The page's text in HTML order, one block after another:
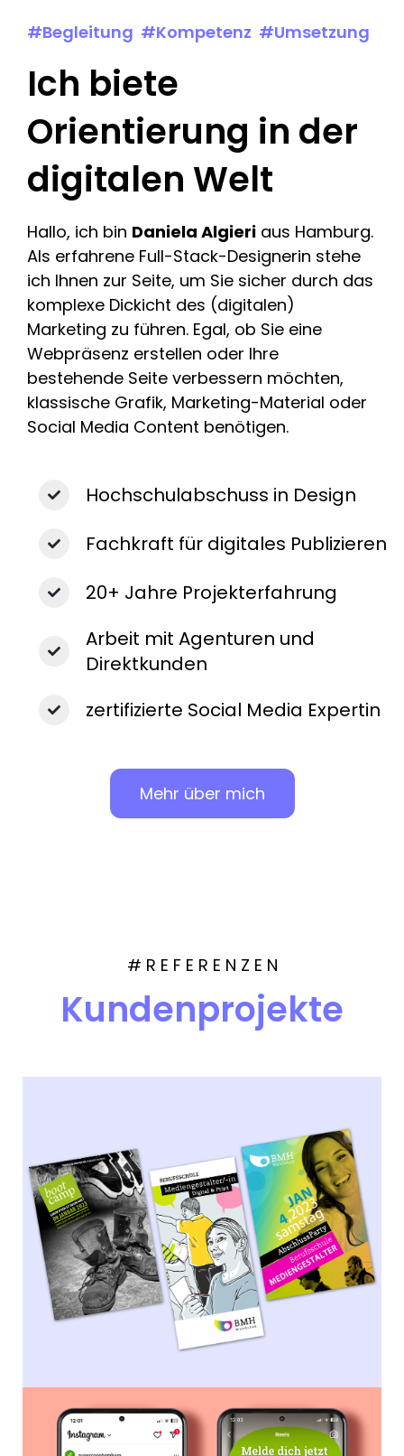
#Begleitung #Kompetenz #Umsetzung
Ich biete
Orientierung in der
digitalen Welt
Hallo, ich bin Daniela Algieri aus Hamburg.
Als erfahrene Full-Stack-Designerin stehe
ich Ihnen zur Seite, um Sie sicher durch das
komplexe Dickicht des (digitalen)
Marketing zu führen. Egal, ob Sie eine
Webpräsenz erstellen oder Ihre
bestehende Seite verbessern möchten,
klassische Grafik, Marketing-Material oder
Social Media Content benötigen.
Hochschulabschuss in Design
Fachkraft für digitales Publizieren
20+ Jahre Projekterfahrung
Arbeit mit Agenturen und
Direktkunden
zertifizierte Social Media Expertin
Mehr über mich
# R E F E R E N Z E N
Kundenprojekte
BMH
Flyer